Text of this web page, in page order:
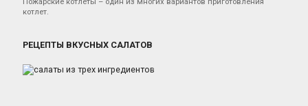
котлет.
РЕЦЕПТЫ ВКУСНЫХ САЛАТОВ